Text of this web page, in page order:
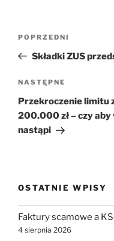
Poprzedni
wpis
POPRZEDNI
Składki ZUS
Następny
wpis
NASTĘPNE
Przekroczenie limitu
200.000 zł – czy
nastąpi
OSTATNIE WPISY
Faktury scamowe a
4 sierpnia 2026